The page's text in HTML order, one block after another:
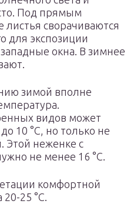
Под прямым
листья сворачиваются
для экспозиции
окна. В зимнее
зимой вполне
видов может
10 °C, но только не
Этой неженке с
не менее 16 °C.
комфортной
25 °C.